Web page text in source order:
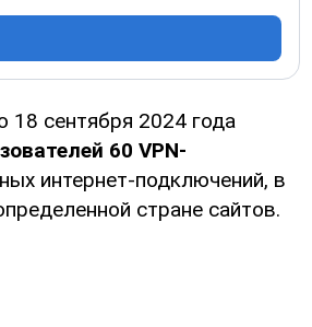
18 сентября 2024 года
60 VPN-
интернет-подключений, в
стране сайтов.